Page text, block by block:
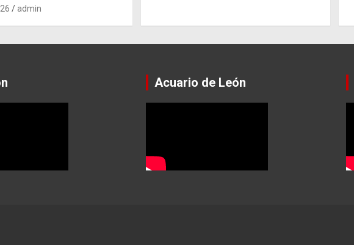
admin
Acuario de León